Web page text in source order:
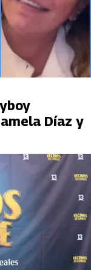
Díaz y